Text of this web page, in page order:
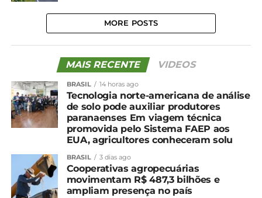
MORE POSTS
MAIS RECENTE VIDEOS
BRASIL 14 horas ago
Tecnologia norte-americana de análise
de solo pode auxiliar produtores
paranaenses Em viagem técnica
promovida pelo Sistema FAEP aos
EUA, agricultores conheceram solu
BRASIL 3 dias ago
Cooperativas agropecuárias
movimentam R$ 487,3 bilhões e
ampliam presença no país